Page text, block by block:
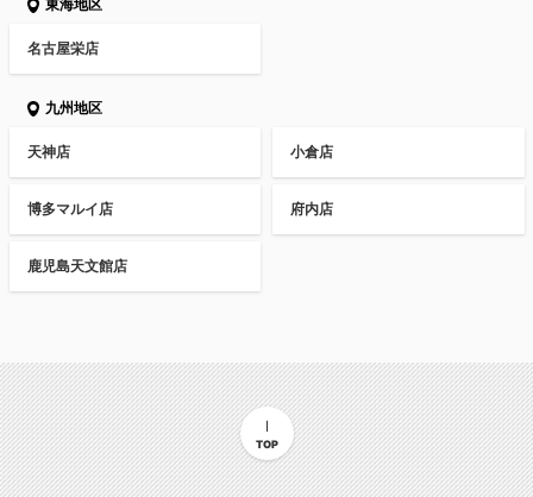
東海地区
名古屋栄店
九州地区
天神店 小倉店
博多マルイ店 府内店
鹿児島天文館店
TOP